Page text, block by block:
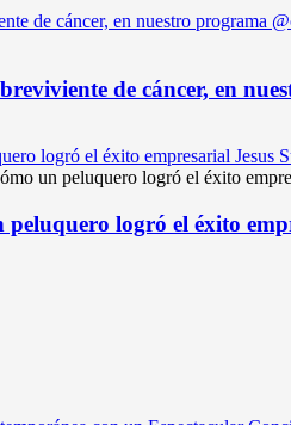
de cáncer, en
un peluquero logró el éxito
peluquero logró el éxito